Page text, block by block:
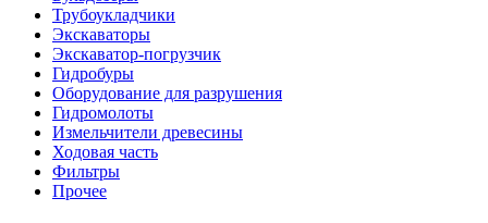
Трубоукладчики
Экскаваторы
Экскаватор-погрузчик
Гидробуры
Оборудование для разрушения
Гидромолоты
Измельчители древесины
Ходовая часть
Фильтры
Прочее